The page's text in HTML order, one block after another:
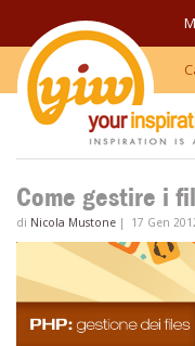
Come gestire i
di Nicola Mustone | 17 Gen